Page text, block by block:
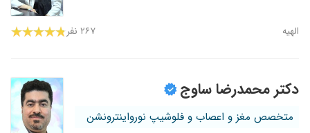
الهیه ۲۶۷ نفر
دکتر محمدرضا ساوج
متخصص مغز و اعصاب و فلوشیپ نورواینترونشن